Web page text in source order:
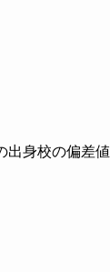
出身校の偏差